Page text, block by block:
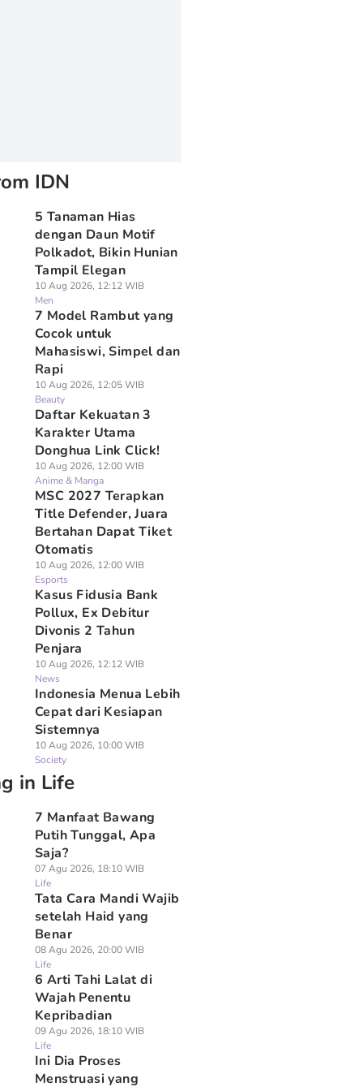
IDN
5 Tanaman Hias
dengan Daun Motif
Polkadot, Bikin Hunian
Tampil Elegan
10 Aug 2026, 12:12 WIB
Men
7 Model Rambut yang
Cocok untuk
Mahasiswi, Simpel dan
Rapi
10 Aug 2026, 12:05 WIB
Beauty
Daftar Kekuatan 3
Karakter Utama
Donghua Link Click!
10 Aug 2026, 12:00 WIB
Anime & Manga
MSC 2027 Terapkan
Title Defender, Juara
Bertahan Dapat Tiket
Otomatis
10 Aug 2026, 12:00 WIB
Esports
Kasus Fidusia Bank
Pollux, Ex Debitur
Divonis 2 Tahun
Penjara
10 Aug 2026, 12:12 WIB
News
Indonesia Menua Lebih
Cepat dari Kesiapan
Sistemnya
10 Aug 2026, 10:00 WIB
Society
in Life
7 Manfaat Bawang
Putih Tunggal, Apa
Saja?
07 Agu 2026, 18:10 WIB
Life
Tata Cara Mandi Wajib
setelah Haid yang
Benar
08 Agu 2026, 20:00 WIB
Life
6 Arti Tahi Lalat di
Wajah Penentu
Kepribadian
09 Agu 2026, 18:10 WIB
Life
Ini Dia Proses
Menstruasi yang